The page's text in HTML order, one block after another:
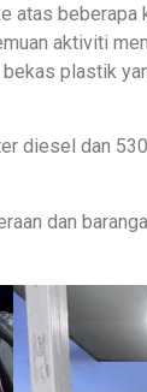
atas beberapa
aktiviti
plastik
diesel dan
dan